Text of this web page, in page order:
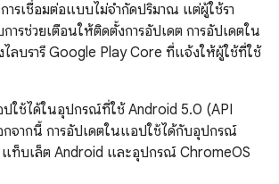
รเชื่อมต่อแบบไม่จำกัดปริมาณ แต่ผู้ใช้รา
ารช่วยเตือนให้ติดตั้งการอัปเดต การอัปเดตใน
ลบรารี Google Play Core ที่แจ้งให้ผู้ใช้ที่ใช้
ใช้ได้ในอุปกรณ์ที่ใช้ Android 5.0 (API
จากนี้ การอัปเดตในแอปใช้ได้กับอุปกรณ์
ท็บเล็ต Android และอุปกรณ์ ChromeOS